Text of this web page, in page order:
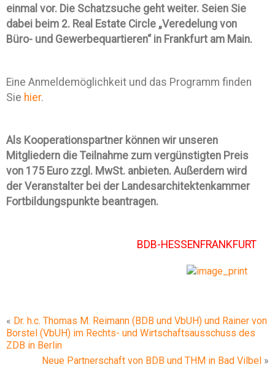
einmal vor. Die Schatzsuche geht weiter. Seien Sie
dabei beim 2. Real Estate Circle „Veredelung von
Büro- und Gewerbequartieren“ in Frankfurt am Main.
Eine Anmeldemöglichkeit und das Programm finden
Sie hier.
Als Kooperationspartner können wir unseren
Mitgliedern die Teilnahme zum vergünstigten Preis
von 175 Euro zzgl. MwSt. anbieten. Außerdem wird
der Veranstalter bei der Landesarchitektenkammer
Fortbildungspunkte beantragen.
BDB-HESSENFRANKFURT
« Dr. h.c. Thomas M. Reimann (BDB und VbUH) und Rainer von
Borstel (VbUH) im Rechts- und Wirtschaftsausschuss des
ZDB in Berlin
Neue Partnerschaft von BDB und THM in Bad Vilbel »